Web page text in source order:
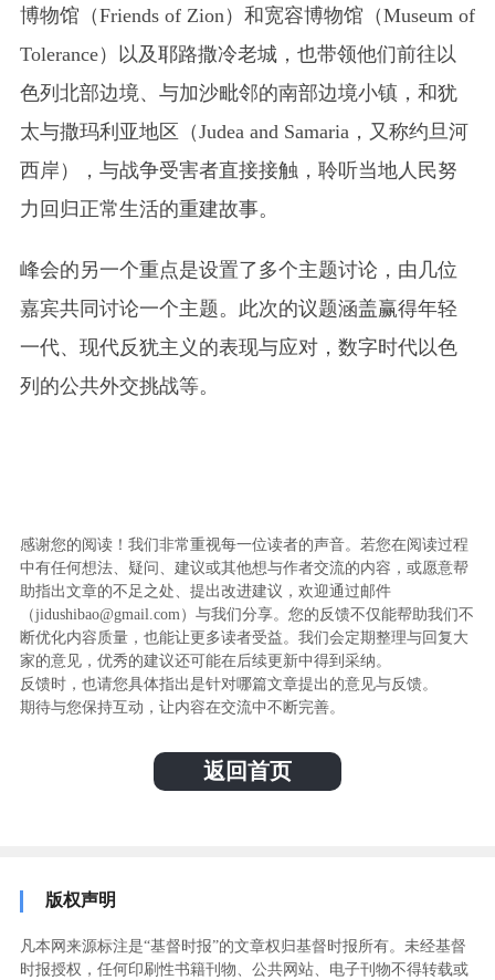
博物馆（Friends of Zion）和宽容博物馆（Museum of
Tolerance）以及耶路撒冷老城，也带领他们前往以
色列北部边境、与加沙毗邻的南部边境小镇，和犹
太与撒玛利亚地区（Judea and Samaria，又称约旦河
西岸），与战争受害者直接接触，聆听当地人民努
力回归正常生活的重建故事。
峰会的另一个重点是设置了多个主题讨论，由几位
嘉宾共同讨论一个主题。此次的议题涵盖赢得年轻
一代、现代反犹主义的表现与应对，数字时代以色
列的公共外交挑战等。
感谢您的阅读！我们非常重视每一位读者的声音。若您在阅读过程
中有任何想法、疑问、建议或其他想与作者交流的内容，或愿意帮
助指出文章的不足之处、提出改进建议，欢迎通过邮件
（jidushibao@gmail.com）与我们分享。您的反馈不仅能帮助我们不
断优化内容质量，也能让更多读者受益。我们会定期整理与回复大
家的意见，优秀的建议还可能在后续更新中得到采纳。
反馈时，也请您具体指出是针对哪篇文章提出的意见与反馈。
期待与您保持互动，让内容在交流中不断完善。
返回首页
版权声明
凡本网来源标注是“基督时报”的文章权归基督时报所有。未经基督
时报授权，任何印刷性书籍刊物、公共网站、电子刊物不得转载或